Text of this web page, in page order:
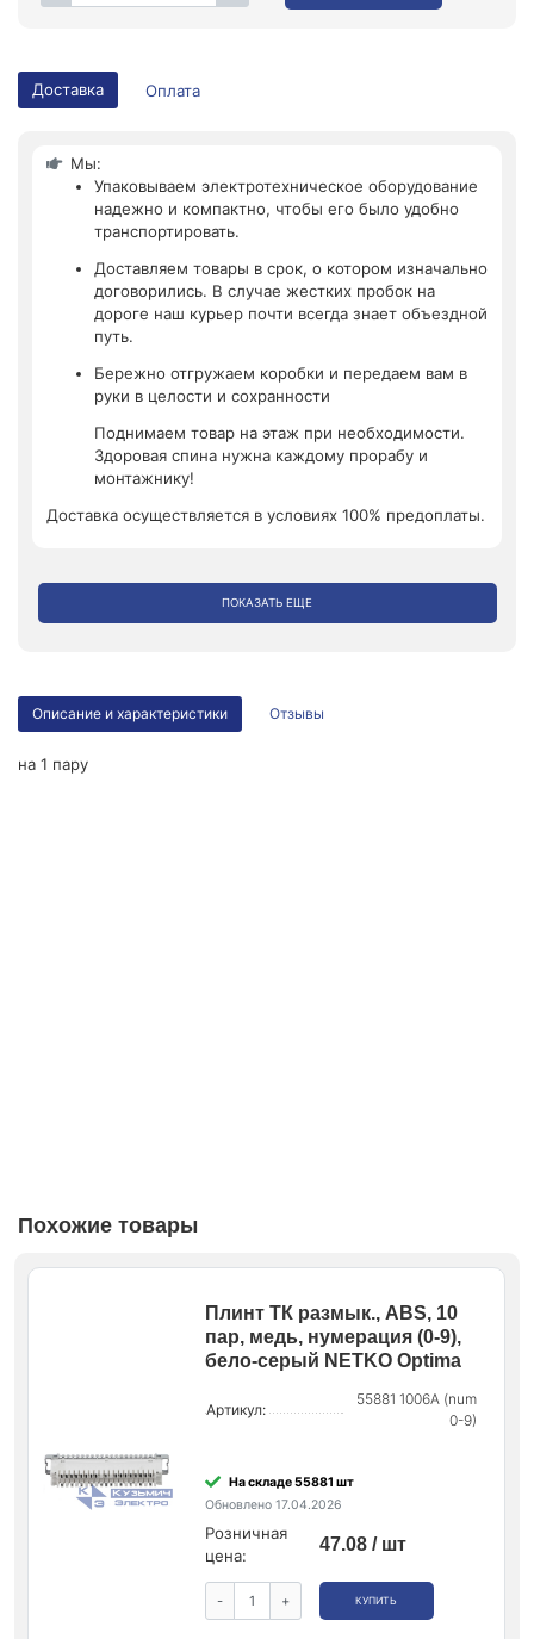
Доставка Оплата
Мы:
Упаковываем электротехническое оборудование
надежно и компактно, чтобы его было удобно
транспортировать.
Доставляем товары в срок, о котором изначально
договорились. В случае жестких пробок на
дороге наш курьер почти всегда знает объездной
путь.
Бережно отгружаем коробки и передаем вам в
руки в целости и сохранности
Поднимаем товар на этаж при необходимости.
Здоровая спина нужна каждому прорабу и
монтажнику!
Доставка осуществляется в условиях 100% предоплаты.
ПОКАЗАТЬ ЕЩЕ
Описание и характеристики Отзывы
на 1 пару
Похожие товары
Плинт ТК размык., ABS, 10
пар, медь, нумерация (0-9),
бело-серый NETKO Optima
Артикул:
55881 1006A (num
0-9)
На складе 55881 шт
Обновлено 17.04.2026
Розничная
цена:
47.08 / шт
- + КУПИТЬ